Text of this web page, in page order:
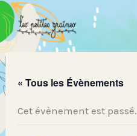
Aller
au
contenu
« Tous les Évènements
Cet évènement est passé.